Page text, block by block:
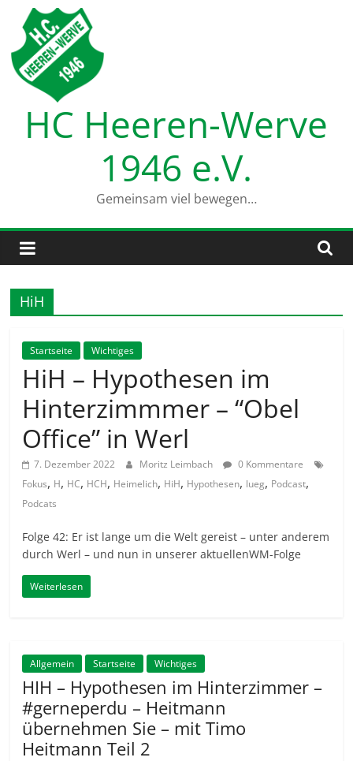
Inhalt
springen
HC Heeren-Werve
1946 e.V.
Gemeinsam viel bewegen…
HiH
Startseite Wichtiges
HiH – Hypothesen im
Hinterzimmmer – “Obel
Office” in Werl
7. Dezember 2022 Moritz Leimbach
0 Kommentare
Fokus, H, HC, HCH, Heimelich, HiH, Hypothesen, lueg, Podcast,
Podcats
Folge 42: Er ist lange um die Welt gereist – unter anderem
durch Werl – und nun in unserer aktuellenWM-Folge
Weiterlesen
Allgemein Startseite Wichtiges
HIH – Hypothesen im Hinterzimmer –
#gerneperdu – Heitmann
übernehmen Sie – mit Timo
Heitmann Teil 2